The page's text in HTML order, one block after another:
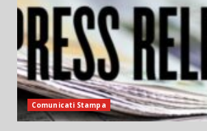
Comunicati Stampa